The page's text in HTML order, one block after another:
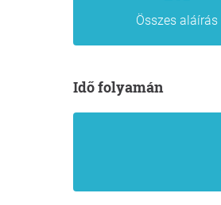
Összes aláírás
Idő folyamán